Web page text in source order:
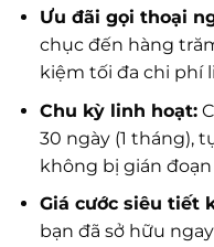
Ưu đãi gọi thoại
chục đến hàng
kiệm tối đa chi phí
Chu kỳ linh hoạt:
30 ngày (1 tháng),
không bị gián
Giá cước siêu tiết
bạn đã sở hữu